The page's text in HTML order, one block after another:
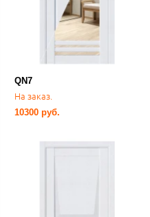
QN7
На заказ.
10300 руб.